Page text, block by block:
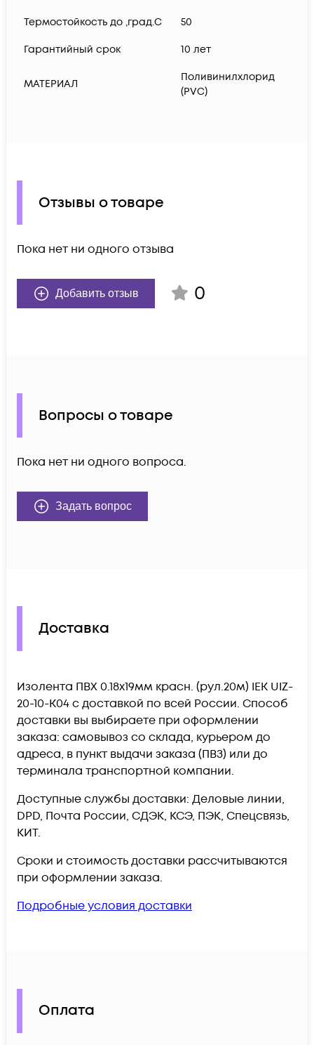
Термостойкость до ,град.C 50
Гарантийный срок 10 лет
МАТЕРИАЛ
Поливинилхлорид
(PVC)
Отзывы о товаре
Пока нет ни одного отзыва
Добавить отзыв 0
Вопросы о товаре
Пока нет ни одного вопроса.
Задать вопрос
Доставка
Изолента ПВХ 0.18х19мм красн. (рул.20м) IEK UIZ-
20-10-K04 c доставкой по всей России. Способ
доставки вы выбираете при оформлении
заказа: самовывоз со склада, курьером до
адреса, в пункт выдачи заказа (ПВЗ) или до
терминала транспортной компании.
Доступные службы доставки: Деловые линии,
DPD, Почта России, СДЭК, КСЭ, ПЭК, Спецсвязь,
КИТ.
Сроки и стоимость доставки рассчитываются
при оформлении заказа.
Подробные условия доставки
Оплата